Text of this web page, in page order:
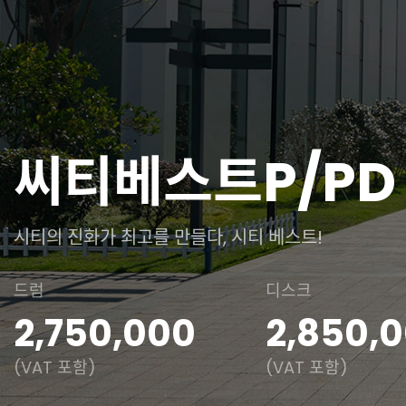
씨티베스트P/PD
시티의 진화가 최고를 만들다, 시티 베스트!
드럼
2,750,000
(VAT 포함)
디스크
(VAT 포함)